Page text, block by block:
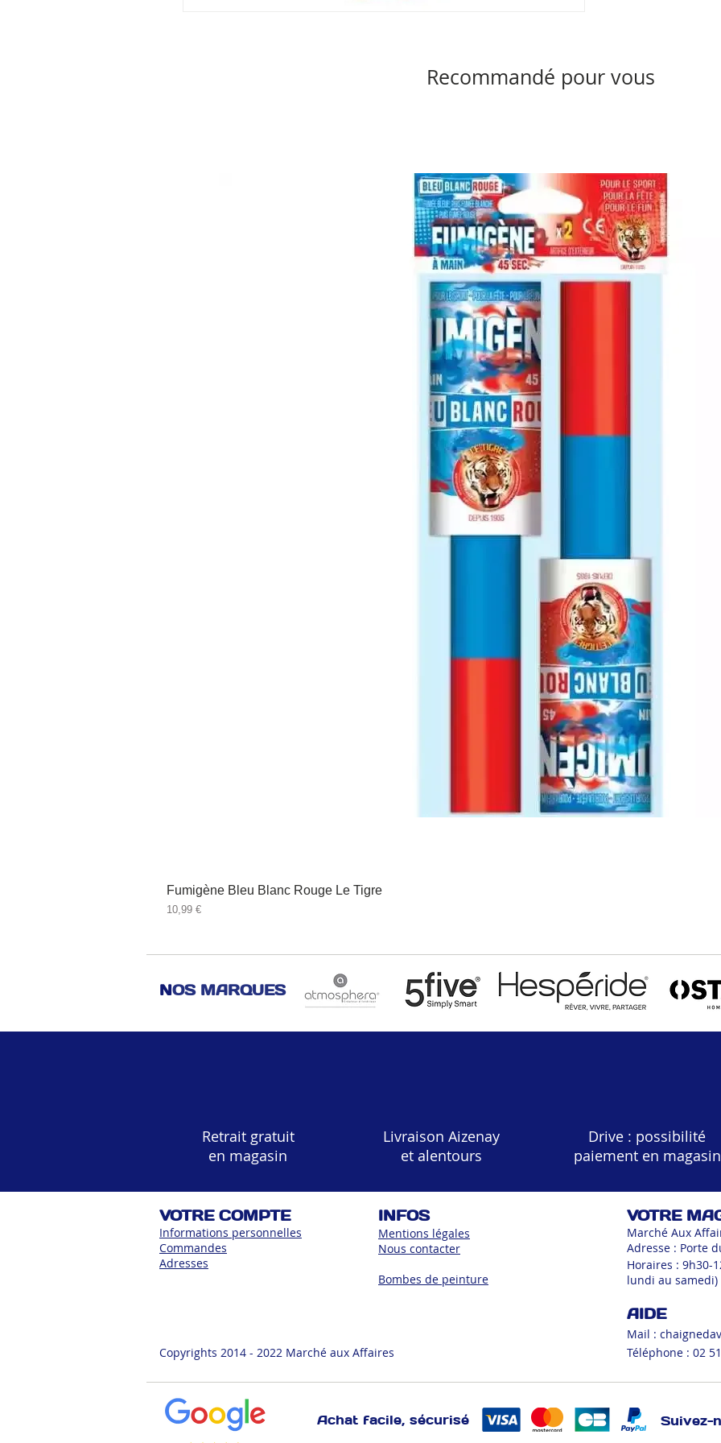
Recommandé pour vous
Fumigène Bleu Blanc Rouge Le Tigre
Prix
10,99 €
NOS MARQUES
Retrait gratuit
en magasin
Livraison Aizenay
et alentours
Drive : possibilité
paiement en magasin
VOTRE COMPTE
Informations personnelles
Commandes
Adresses
INFOS
Mentions légales
Nous contacter
Bombes de peinture
Copyrights 2014 - 2022 Marché aux Affaires
VOTRE
Marché Aux
Adresse : Porte
Horaires : 9h30-
lundi au samedi)
AIDE
Mail :
Téléphone : 02
Achat facile, sécurisé Suivez-